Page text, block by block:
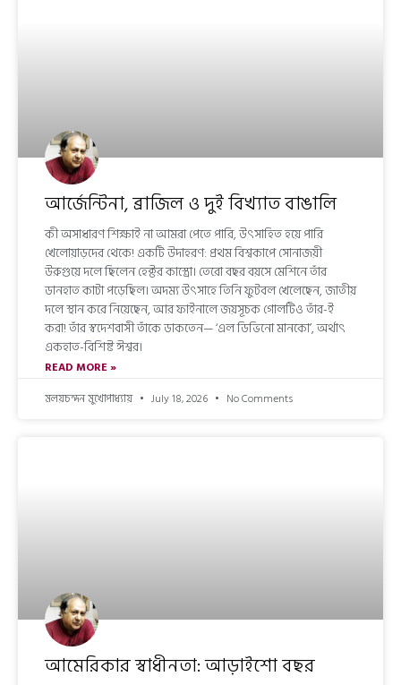
আর্জেন্টিনা, ব্রাজিল ও দুই বিখ্যাত বাঙালি
কী অসাধারণ শিক্ষাই না আমরা পেতে পারি, উৎসাহিত হয়ে পারি
খেলোয়াড়দের থেকে! একটি উদাহরণ: প্রথম বিশ্বকাপে সোনাজয়ী
উরুগুয়ে দলে ছিলেন হেক্টর কাস্ত্রো। তেরো বছর বয়সে মেশিনে তাঁর
ডানহাত কাটা পড়েছিল। অদম্য উৎসাহে তিনি ফুটবল খেলেছেন, জাতীয়
দলে স্থান করে নিয়েছেন, আর ফাইনালে জয়সূচক গোলটিও তাঁর-ই
করা! তাঁর স্বদেশবাসী তাঁকে ডাকতেন— ‘এল ডিভিনো মানকো’, অর্থাৎ
একহাত-বিশিষ্ট ঈশ্বর।
READ MORE »
মলয়চন্দন মুখোপাধ্যায়
July 18, 2026 No Comments
আমেরিকার স্বাধীনতা: আড়াইশো বছর